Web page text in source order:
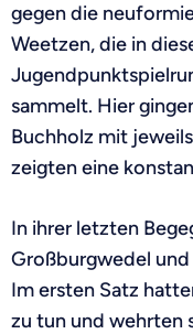
gegen die
Weetzen, die in
sammelt. Hier
Buchholz mit
zeigten eine
In ihrer letzten
Großburgwedel und
Im ersten Satz
zu tun und wehrten